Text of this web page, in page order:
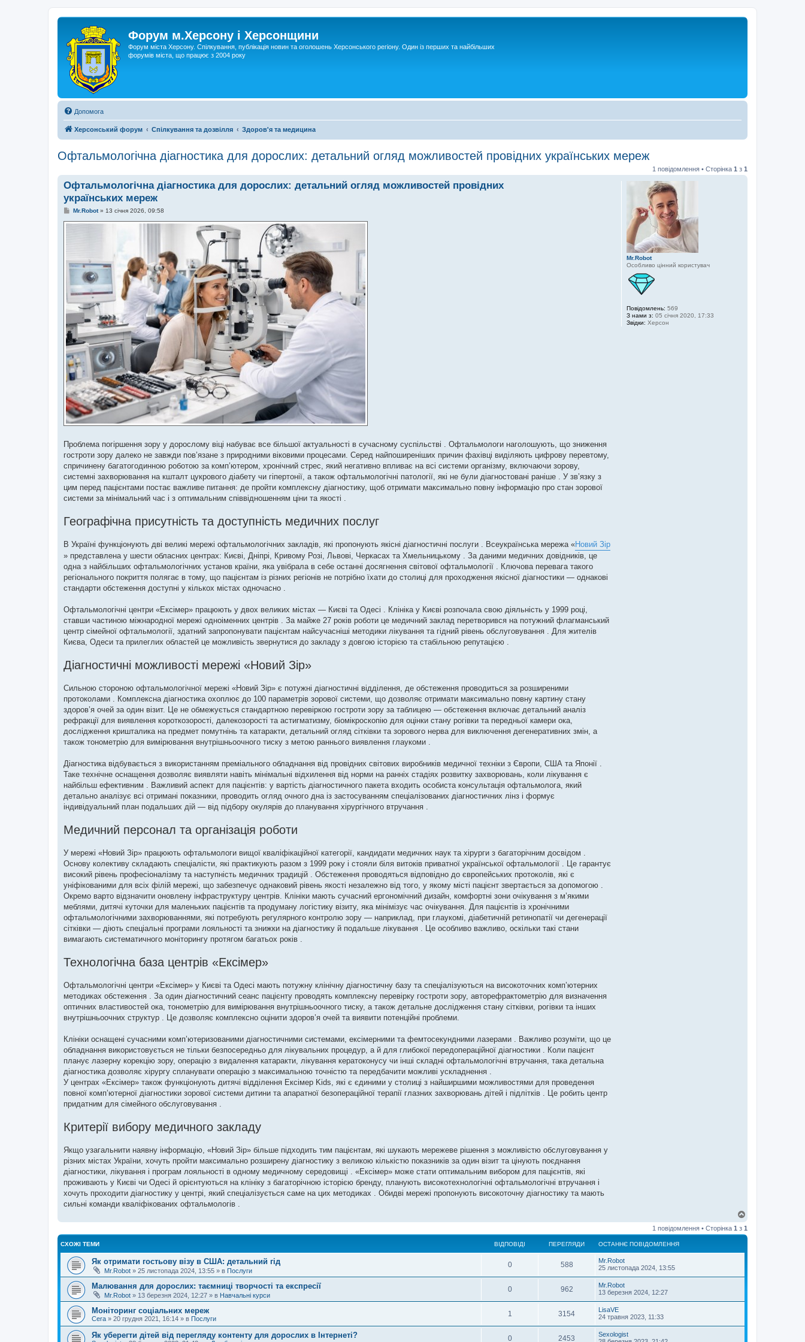
Форум м.Херсону і Херсонщини
Форум міста Херсону. Спілкування, публікація новин та оголошень Херсонського регіону. Один із перших та найбільших
форумів міста, що працює з 2004 року
Допомога
Херсонський форум Спілкування та дозвілля Здоров'я та медицина
Офтальмологічна діагностика для дорослих: детальний огляд можливостей провідних українських мереж
1 повідомлення • Сторінка 1 з 1
Mr.Robot
Особливо цінний користувач
Повідомлень: 569
З нами з: 05 січня 2020, 17:33
Звідки: Херсон
Офтальмологічна діагностика для дорослих: детальний огляд можливостей провідних
українських мереж
П
в
л
е
я
Mr.Robot» 13 січня 2026, 09:58
Проблема погіршення зору у дорослому віці набуває все більшої актуальності в сучасному суспільстві . Офтальмологи наголошують, що зниження
гостроти зору далеко не завжди пов’язане з природними віковими процесами. Серед найпоширеніших причин фахівці виділяють цифрову перевтому,
спричинену багатогодинною роботою за комп’ютером, хронічний стрес, який негативно впливає на всі системи організму, включаючи зорову,
системні захворювання на кшталт цукрового діабету чи гіпертонії, а також офтальмологічні патології, які не були діагностовані раніше . У зв’язку з
цим перед пацієнтами постає важливе питання: де пройти комплексну діагностику, щоб отримати максимально повну інформацію про стан зорової
системи за мінімальний час і з оптимальним співвідношенням ціни та якості .
Географічна присутність та доступність медичних послуг
В Україні функціонують дві великі мережі офтальмологічних закладів, які пропонують якісні діагностичні послуги . Всеукраїнська мережа «Новий Зір
» представлена у шести обласних центрах: Києві, Дніпрі, Кривому Розі, Львові, Черкасах та Хмельницькому . За даними медичних довідників, це
одна з найбільших офтальмологічних установ країни, яка увібрала в себе останні досягнення світової офтальмології . Ключова перевага такого
регіонального покриття полягає в тому, що пацієнтам із різних регіонів не потрібно їхати до столиці для проходження якісної діагностики — однакові
стандарти обстеження доступні у кількох містах одночасно .
Офтальмологічні центри «Ексімер» працюють у двох великих містах — Києві та Одесі . Клініка у Києві розпочала свою діяльність у 1999 році,
ставши частиною міжнародної мережі одноіменних центрів . За майже 27 років роботи це медичний заклад перетворився на потужний флагманський
центр сімейної офтальмології, здатний запропонувати пацієнтам найсучасніші методики лікування та гідний рівень обслуговування . Для жителів
Києва, Одеси та прилеглих областей це можливість звернутися до закладу з довгою історією та стабільною репутацією .
Діагностичні можливості мережі «Новий Зір»
Сильною стороною офтальмологічної мережі «Новий Зір» є потужні діагностичні відділення, де обстеження проводиться за розширеними
протоколами . Комплексна діагностика охоплює до 100 параметрів зорової системи, що дозволяє отримати максимально повну картину стану
здоров’я очей за один візит. Це не обмежується стандартною перевіркою гостроти зору за таблицею — обстеження включає детальний аналіз
рефракції для виявлення короткозорості, далекозорості та астигматизму, біомікроскопію для оцінки стану рогівки та передньої камери ока,
дослідження кришталика на предмет помутнінь та катаракти, детальний огляд сітківки та зорового нерва для виключення дегенеративних змін, а
також тонометрію для вимірювання внутрішньоочного тиску з метою раннього виявлення глаукоми .
Діагностика відбувається з використанням преміального обладнання від провідних світових виробників медичної техніки з Європи, США та Японії .
Таке технічне оснащення дозволяє виявляти навіть мінімальні відхилення від норми на ранніх стадіях розвитку захворювань, коли лікування є
найбільш ефективним . Важливий аспект для пацієнтів: у вартість діагностичного пакета входить особиста консультація офтальмолога, який
детально аналізує всі отримані показники, проводить огляд очного дна із застосуванням спеціалізованих діагностичних лінз і формує
індивідуальний план подальших дій — від підбору окулярів до планування хірургічного втручання .
Медичний персонал та організація роботи
У мережі «Новий Зір» працюють офтальмологи вищої кваліфікаційної категорії, кандидати медичних наук та хірурги з багаторічним досвідом .
Основу колективу складають спеціалісти, які практикують разом з 1999 року і стояли біля витоків приватної української офтальмології . Це гарантує
високий рівень професіоналізму та наступність медичних традицій . Обстеження проводяться відповідно до європейських протоколів, які є
уніфікованими для всіх філій мережі, що забезпечує однаковий рівень якості незалежно від того, у якому місті пацієнт звертається за допомогою .
Окремо варто відзначити оновлену інфраструктуру центрів. Клініки мають сучасний ергономічний дизайн, комфортні зони очікування з м’якими
меблями, дитячі куточки для маленьких пацієнтів та продуману логістику візиту, яка мінімізує час очікування. Для пацієнтів із хронічними
офтальмологічними захворюваннями, які потребують регулярного контролю зору — наприклад, при глаукомі, діабетичній ретинопатії чи дегенерації
сітківки — діють спеціальні програми лояльності та знижки на діагностику й подальше лікування . Це особливо важливо, оскільки такі стани
вимагають систематичного моніторингу протягом багатьох років .
Технологічна база центрів «Ексімер»
Офтальмологічні центри «Ексімер» у Києві та Одесі мають потужну клінічну діагностичну базу та спеціалізуються на високоточних комп’ютерних
методиках обстеження . За один діагностичний сеанс пацієнту проводять комплексну перевірку гостроти зору, авторефрактометрію для визначення
оптичних властивостей ока, тонометрію для вимірювання внутрішньоочного тиску, а також детальне дослідження стану сітківки, рогівки та інших
внутрішньоочних структур . Це дозволяє комплексно оцінити здоров’я очей та виявити потенційні проблеми.
Клініки оснащені сучасними комп’ютеризованими діагностичними системами, ексімерними та фемтосекундними лазерами . Важливо розуміти, що це
обладнання використовується не тільки безпосередньо для лікувальних процедур, а й для глибокої передопераційної діагностики . Коли пацієнт
планує лазерну корекцію зору, операцію з видалення катаракти, лікування кератоконусу чи інші складні офтальмологічні втручання, така детальна
діагностика дозволяє хірургу спланувати операцію з максимальною точністю та передбачити можливі ускладнення .
У центрах «Ексімер» також функціонують дитячі відділення Eксімер Kids, які є єдиними у столиці з найширшими можливостями для проведення
повної комп’ютерної діагностики зорової системи дитини та апаратної безопераційної терапії глазних захворювань дітей і підлітків . Це робить центр
придатним для сімейного обслуговування .
Критерії вибору медичного закладу
Якщо узагальнити наявну інформацію, «Новий Зір» більше підходить тим пацієнтам, які шукають мережеве рішення з можливістю обслуговування у
різних містах України, хочуть пройти максимально розширену діагностику з великою кількістю показників за один візит та цінують поєднання
діагностики, лікування і програм лояльності в одному медичному середовищі . «Ексімер» може стати оптимальним вибором для пацієнтів, які
проживають у Києві чи Одесі й орієнтуються на клініку з багаторічною історією бренду, планують високотехнологічні офтальмологічні втручання і
хочуть проходити діагностику у центрі, який спеціалізується саме на цих методиках . Обидві мережі пропонують високоточну діагностику та мають
сильні команди кваліфікованих офтальмологів .
г
о
1 повідомлення • Сторінка 1 з 1
СХОЖІ ТЕМИ ВІДПОВІДІ ПЕРЕГЛЯДИ ОСТАННЄ ПОВІДОМЛЕННЯ
Як отримати гостьову візу в США: детальний гід
Mr.Robot » 25 листопада 2024, 13:55 » в Послуги
0 588
Mr.Robot
25 листопада 2024, 13:55
Малювання для дорослих: таємниці творчості та експресії
Mr.Robot » 13 березня 2024, 12:27 » в Навчальні курси
0 962
Mr.Robot
13 березня 2024, 12:27
Моніторинг соціальних мереж
Cera » 20 грудня 2021, 16:14 » в Послуги
1 3154
LisaVE
24 травня 2023, 11:33
Як уберегти дітей від перегляду контенту для дорослих в Інтернеті? 0 2453
Sexologist